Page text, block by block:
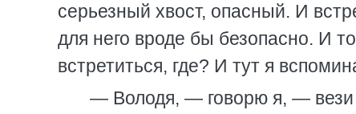
серьезный хвост, опасный. И
для него вроде бы безопасно. И
встретиться, где? И тут я
— Володя, — говорю я, — вези